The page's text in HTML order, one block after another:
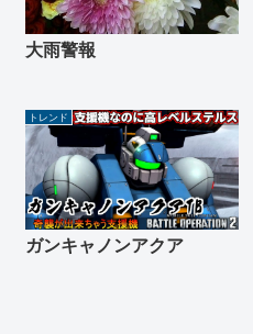
大雨警報
トレンド
ガンキャノンアクア